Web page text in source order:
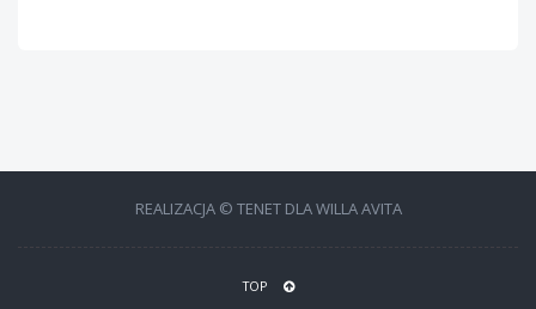
REALIZACJA © TENET DLA WILLA AVITA
TOP